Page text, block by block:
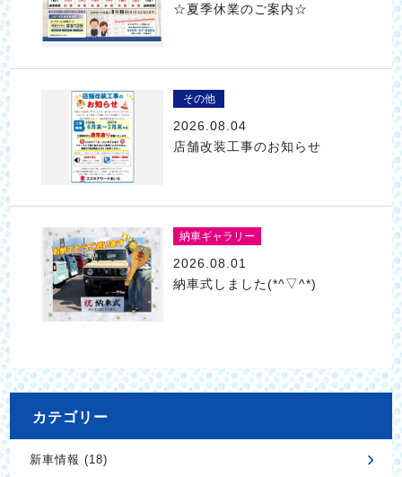
☆夏季休業のご案内☆
その他
2026.08.04
店舗改装工事のお知らせ
納車ギャラリー
2026.08.01
納車式しました(*^▽^*)
カテゴリー
新車情報 (18)